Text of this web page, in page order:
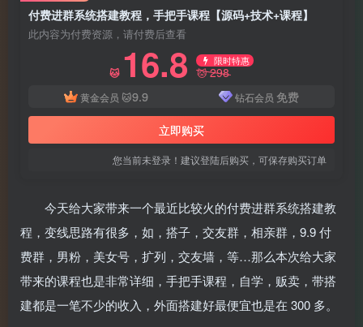
付费进群系统搭建教程，手把手课程【源码+技术+课程】
此内容为付费资源，请付费后查看
🐱 16.8 限时特惠
🐱298
黄金会员 🐱9.9 钻石会员 免费
立即购买
您当前未登录！建议登陆后购买，可保存购买订单
今天给大家带来一个最近比较火的付费进群系统搭建教
程，变线思路有很多，如，搭子，交友群，相亲群，9.9 付
费群，男粉，美女号，扩列，交友墙，等…那么本次给大家
带来的课程也是非常详细，手把手课程，自学，贩卖，带搭
建都是一笔不少的收入，外面搭建好最便宜也是在 300 多。